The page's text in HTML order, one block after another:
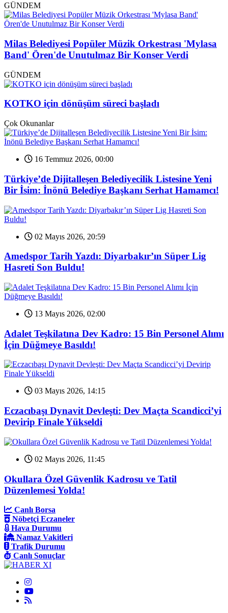
GÜNDEM
Milas Belediyesi Popüler Müzik Orkestrası 'Mylasa
Band' Ören'de Unutulmaz Bir Konser Verdi
GÜNDEM
KOTKO için dönüşüm süreci başladı
Çok Okunanlar
16 Temmuz 2026, 00:00
Türkiye’de Dijitalleşen Belediyecilik Listesine Yeni
Bir İsim: İnönü Belediye Başkanı Serhat Hamamcı!
02 Mayıs 2026, 20:59
Amedspor Tarih Yazdı: Diyarbakır’ın Süper Lig
Hasreti Son Buldu!
13 Mayıs 2026, 02:00
Adalet Teşkilatına Dev Kadro: 15 Bin Personel Alımı
İçin Düğmeye Basıldı!
03 Mayıs 2026, 14:15
Eczacıbaşı Dynavit Devleşti: Dev Maçta Scandicci’yi
Devirip Finale Yükseldi
02 Mayıs 2026, 11:45
Okullara Özel Güvenlik Kadrosu ve Tatil
Düzenlemesi Yolda!
Canlı Borsa
Nöbetçi Eczaneler
Hava Durumu
Namaz Vakitleri
Trafik Durumu
Canlı Sonuçlar